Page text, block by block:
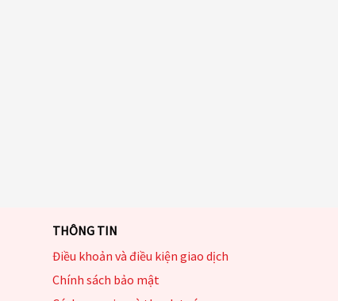
THÔNG TIN
Điều khoản và điều kiện giao dịch
Chính sách bảo mật